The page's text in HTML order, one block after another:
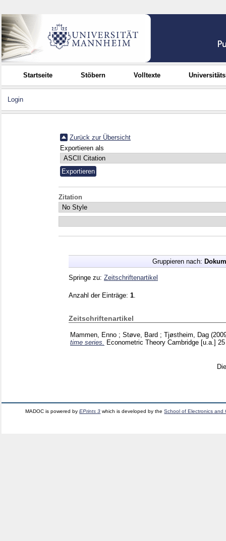
Startseite Stöbern Volltexte
Login
Zurück zur Übersicht
Exportieren als
Zitation
Gruppieren nach:
Springe zu: Zeitschriftenartikel
Anzahl der Einträge: 1
Zeitschriftenartikel
Mammen, Enno ; Støve, Bard ; Tjøstheim, Dag
time series.
Econometric Theory Cambridge [u.a.]
MADOC is powered byEPrints 3 which is developed by theSchool of Electronics and